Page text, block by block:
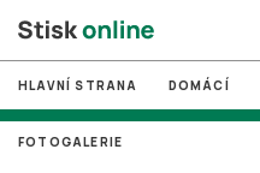
# MUNI
HLAVNÍ STRANA DOMÁCÍ
FOTOGALERIE